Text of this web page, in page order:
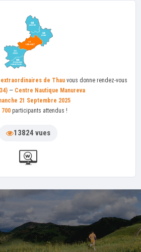
de Thau vous donne rendez-vous
— Centre Nautique Manureva
21 Septembre 2025
700 participants attendus !
13824 vues